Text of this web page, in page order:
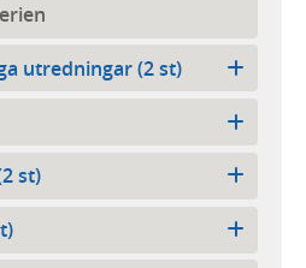
utredningar (2 st)
st)